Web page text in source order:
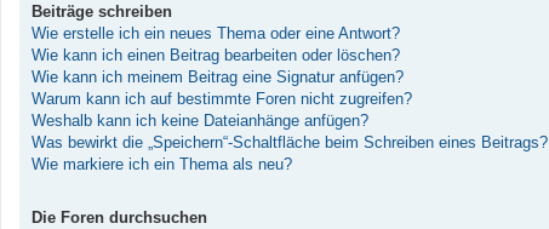
Beiträge schreiben
Wie erstelle ich ein neues Thema oder eine Antwort?
Wie kann ich einen Beitrag bearbeiten oder löschen?
Wie kann ich meinem Beitrag eine Signatur anfügen?
Warum kann ich auf bestimmte Foren nicht zugreifen?
Weshalb kann ich keine Dateianhänge anfügen?
Was bewirkt die „Speichern“-Schaltfläche beim Schreiben eines Beitrags?
Wie markiere ich ein Thema als neu?
Die Foren durchsuchen